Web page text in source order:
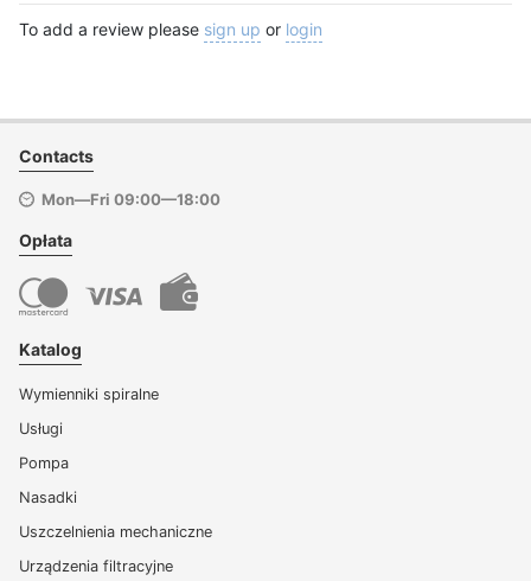
To add a review please sign up or login
Contacts
Mon—Fri 09:00—18:00
Opłata
Katalog
Wymienniki spiralne
Usługi
Pompa
Nasadki
Uszczelnienia mechaniczne
Urządzenia filtracyjne